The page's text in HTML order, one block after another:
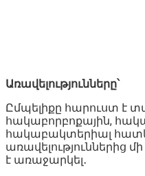
Առավելությունները՝
Ըմպելիքը հարուստ է
հակաբորբոքային,
հակաբակտերիալ
առավելություններից
է առաջարկել․